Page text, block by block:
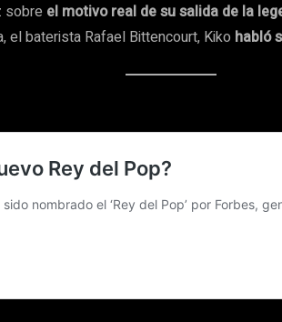
sobre el motivo real de su salida de la
el baterista Rafael Bittencourt, Kiko habló